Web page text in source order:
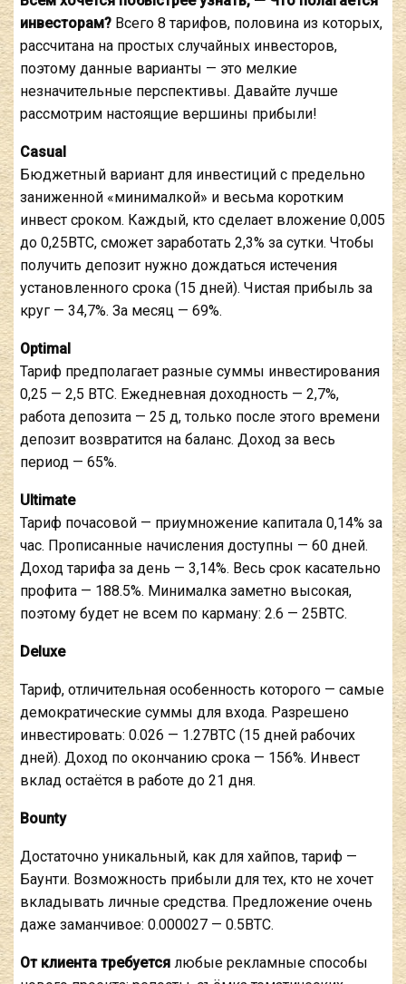
инвесторам? Всего 8 тарифов, половина из которых,
рассчитана на простых случайных инвесторов,
поэтому данные варианты — это мелкие
незначительные перспективы. Давайте лучше
рассмотрим настоящие вершины прибыли!
Casual
Бюджетный вариант для инвестиций с предельно
заниженной «минималкой» и весьма коротким
инвест сроком. Каждый, кто сделает вложение 0,005
до 0,25BTC, сможет заработать 2,3% за сутки. Чтобы
получить депозит нужно дождаться истечения
установленного срока (15 дней). Чистая прибыль за
круг — 34,7%. За месяц — 69%.
Optimal
Тариф предполагает разные суммы инвестирования
0,25 — 2,5 BTC. Ежедневная доходность — 2,7%,
работа депозита — 25 д, только после этого времени
депозит возвратится на баланс. Доход за весь
период — 65%.
Ultimate
Тариф почасовой — приумножение капитала 0,14% за
час. Прописанные начисления доступны — 60 дней.
Доход тарифа за день — 3,14%. Весь срок касательно
профита — 188.5%. Минималка заметно высокая,
поэтому будет не всем по карману: 2.6 — 25BTC.
Deluxe
Тариф, отличительная особенность которого — самые
демократические суммы для входа. Разрешено
инвестировать: 0.026 — 1.27BTC (15 дней рабочих
дней). Доход по окончанию срока — 156%. Инвест
вклад остаётся в работе до 21 дня.
Bounty
Достаточно уникальный, как для хайпов, тариф —
Баунти. Возможность прибыли для тех, кто не хочет
вкладывать личные средства. Предложение очень
даже заманчивое: 0.000027 — 0.5BTC.
От клиента требуется любые рекламные способы